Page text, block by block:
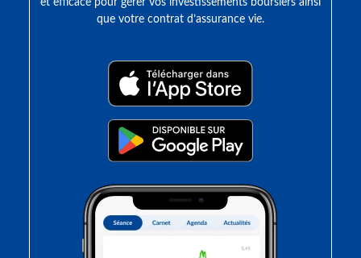
et efficace pour gérer vos investissements boursiers ainsi
que votre contrat d’assurance vie.